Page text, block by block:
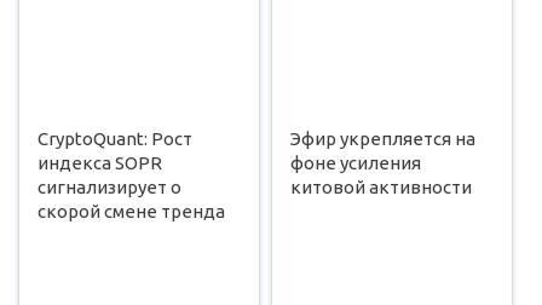
CryptoQuant: Рост
индекса SOPR
сигнализирует о
скорой смене тренда
Эфир укрепляется на
фоне усиления
китовой активности